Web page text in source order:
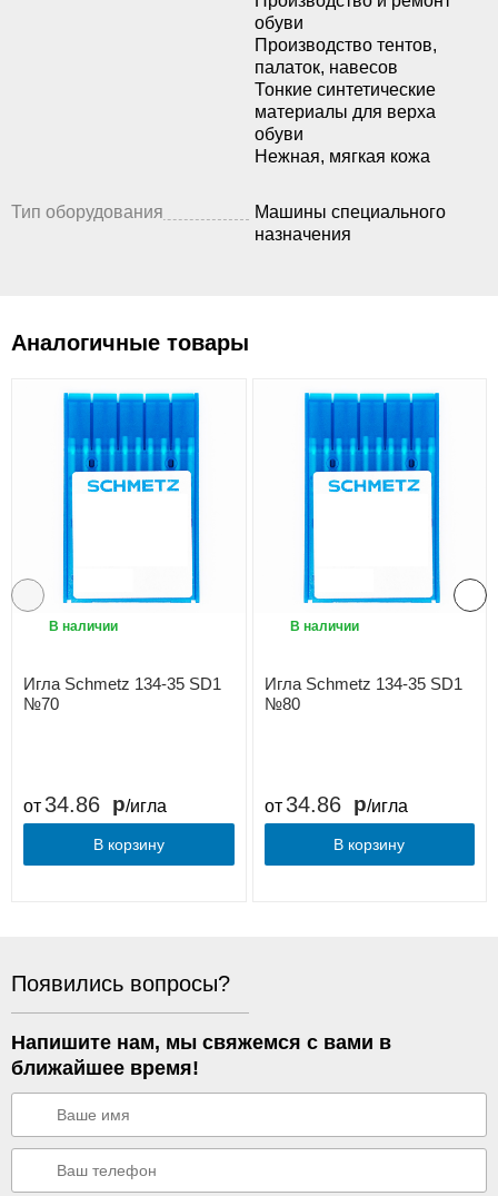
обуви
Производство тентов,
палаток, навесов
Тонкие синтетические
материалы для верха
обуви
Нежная, мягкая кожа
Тип оборудования
Машины специального
назначения
Аналогичные товары
Игла Schmetz 134-35 SD1
№70
В наличии
от 34.86 /игла
В корзину
Игла Schmetz 134-35 SD1
№80
В наличии
от 34.86 /игла
В корзину
Появились вопросы?
Напишите нам, мы свяжемся с вами в
ближайшее время!